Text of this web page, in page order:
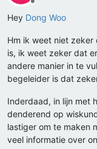
Offline
Hey Dong Woo
Hm ik weet niet
is, ik weet zeker dat
andere manier in te
begeleider is dat
Inderdaad, in lijn met
denderend op
lastiger om te maken
veel informatie over